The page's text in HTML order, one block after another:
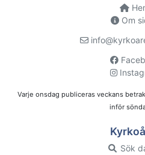
Om
Varje onsdag publiceras veckans
inför
Sök